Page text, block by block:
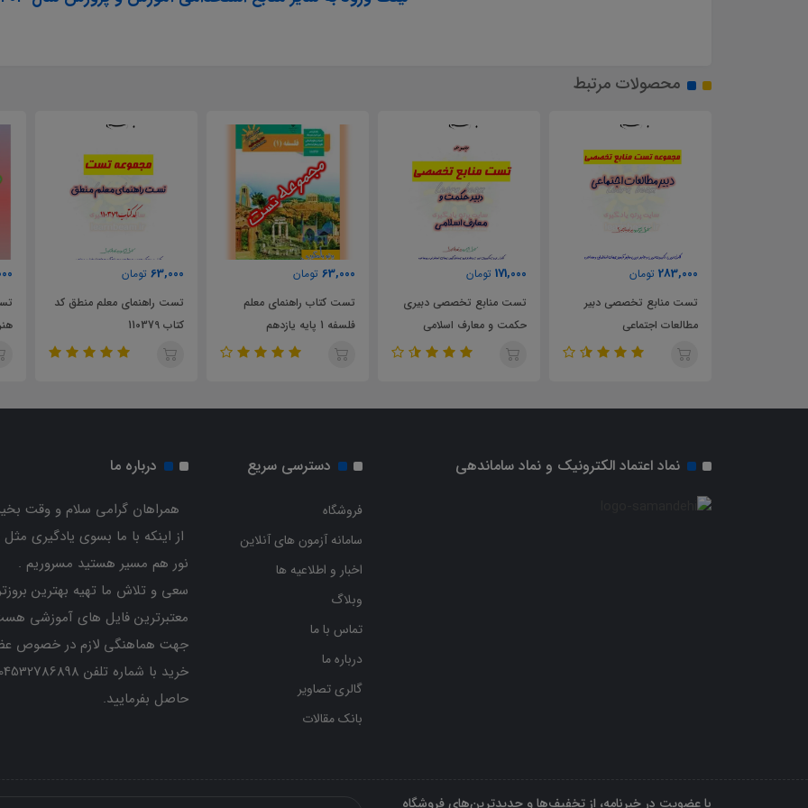
محصولات مرتبط
171,000 تومان
تست منابع تخصصی دبیری
حکمت و معارف اسلامی
63,000
تست کتاب راهنمای معلم
فلسفه 1 پایه یازدهم
63,000
تست راهنمای معلم منطق کد
کتاب 110379
57,000
تست راهنمای معلم فرهنگ و
هنر پایه هفتم متوسطه
نماد اعتماد الکترونیک و نماد ساماندهی دسترسی سریع
فروشگاه
سامانه آزمون های آنلاین
اخبار و اطلاعیه ها
وبلاگ
تماس با ما
درباره ما
گالری تصاویر
بانک مقالات
درباره ما
همراهان گرامی سلام و وقت
از اینکه با ما بسوی یادگیری
نور هم مسیر هستید مسروریم .
سعی و تلاش ما تهیه بهترین
معتبرترین فایل های آموزشی
جهت هماهنگی لازم در خصوص
حاصل بفرمایید.
با عضویت در خبرنامه، از تخفیف‌ها و جدیدترین‌های فروشگاه